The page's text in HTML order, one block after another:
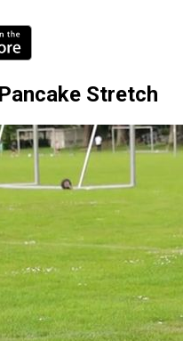
Stretch